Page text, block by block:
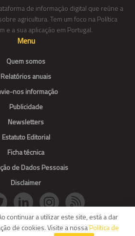
de informação digital que reúne a
agricultura. Tem um foco na Política
e a sua aplicação em Portugal.
Menu
Quem somos
Relatórios anuais
nos informação
Publicidade
Newsletters
Estatuto Editorial
Ficha técnica
de Dados Pessoais
Disclaimer
continuar a utilizar este site, está a dar
de cookies. Visite a nossaPolítica de